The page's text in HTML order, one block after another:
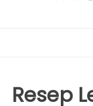
Resep